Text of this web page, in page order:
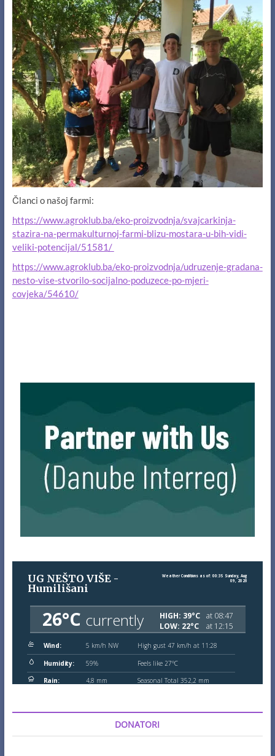
Članci o našoj farmi:
https://www.agroklub.ba/eko-proizvodnja/svajcarkinja-
stazira-na-permakulturnoj-farmi-blizu-mostara-u-bih-vidi-
veliki-potencijal/51581/
https://www.agroklub.ba/eko-proizvodnja/udruzenje-gradana-
nesto-vise-stvorilo-socijalno-poduzece-po-mjeri-
covjeka/54610/
DONATORI